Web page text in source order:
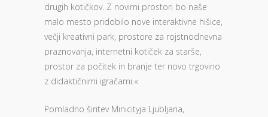
drugih kotičkov. Z novimi prostori bo naše
malo mesto pridobilo nove interaktivne hišice,
večji kreativni park, prostore za rojstnodnevna
praznovanja, internetni kotiček za starše,
prostor za počitek in branje ter novo trgovino
z didaktičnimi igračami.«
Pomladno širitev Minicityja Ljubljana,